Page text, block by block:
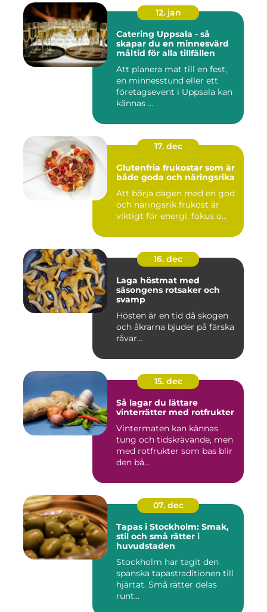
12. jan
Catering Uppsala - så
skapar du en minnesvärd
måltid för alla tillfällen
Att planera mat till en fest,
en minnesstund eller ett
företagsevent i Uppsala kan
kännas ...
17. dec
Glutenfria frukostar som är
både goda och näringsrika
Att börja dagen med en god
och näringsrik frukost är
viktigt för energi, fokus o...
16. dec
Laga höstmat med
säsongens rotsaker och
svamp
Hösten är en tid då skogen
och åkrarna bjuder på färska
råvar...
15. dec
Så lagar du lättare
vinterrätter med rotfrukter
Vintermaten kan kännas
tung och tidskrävande, men
med rotfrukter som bas blir
den bå...
07. dec
Tapas i Stockholm: Smak,
stil och små rätter i
huvudstaden
Stockholm har tagit den
spanska tapastraditionen till
hjärtat. Små rätter delas
runt...